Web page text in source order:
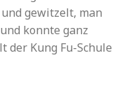
gewitzelt, man
konnte ganz
der Kung Fu-Schule